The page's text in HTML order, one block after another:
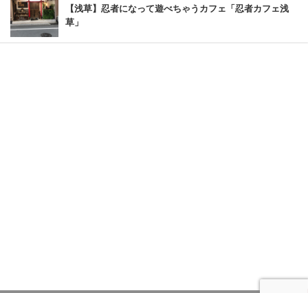
【浅草】忍者になって遊べちゃうカフェ「忍者カフェ浅
草」